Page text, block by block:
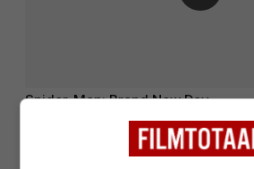
Spider-Man: Brand New Day